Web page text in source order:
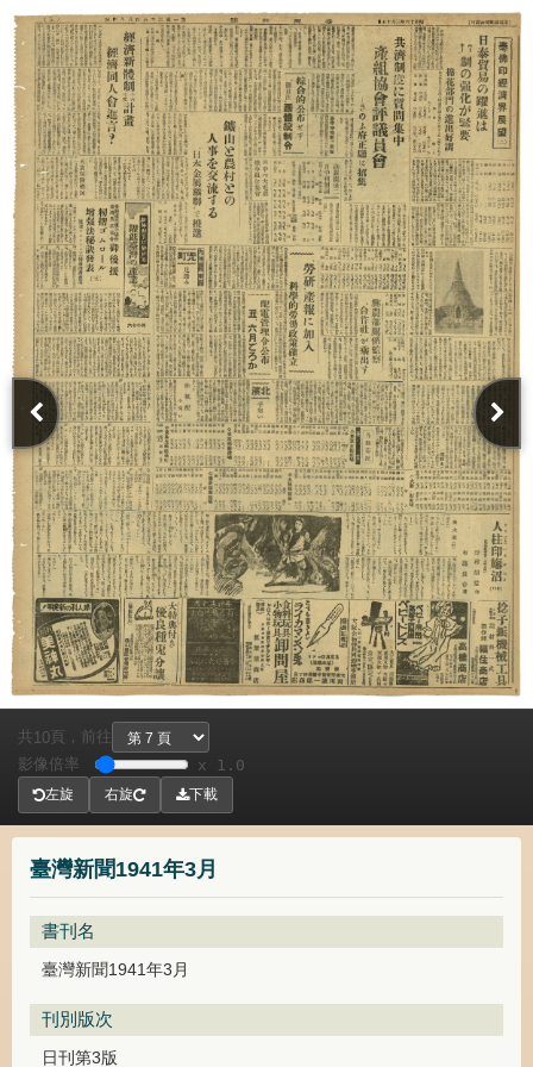
臺灣新聞1941年3月
書刊名
臺灣新聞1941年3月
刊別版次
日刊第3版
共 10頁， 前往
影像倍率
x 1.0
左旋 右旋 下載